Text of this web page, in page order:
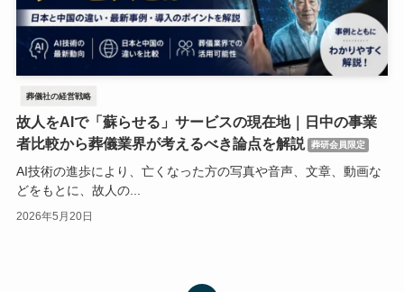
葬儀社の経営戦略
故人をAIで「蘇らせる」サービスの現在地｜日中の事業
者比較から葬儀業界が考えるべき論点を解説
葬研会員限定
AI技術の進歩により、亡くなった方の写真や音声、文章、動画な
どをもとに、故人の...
2026年5月20日